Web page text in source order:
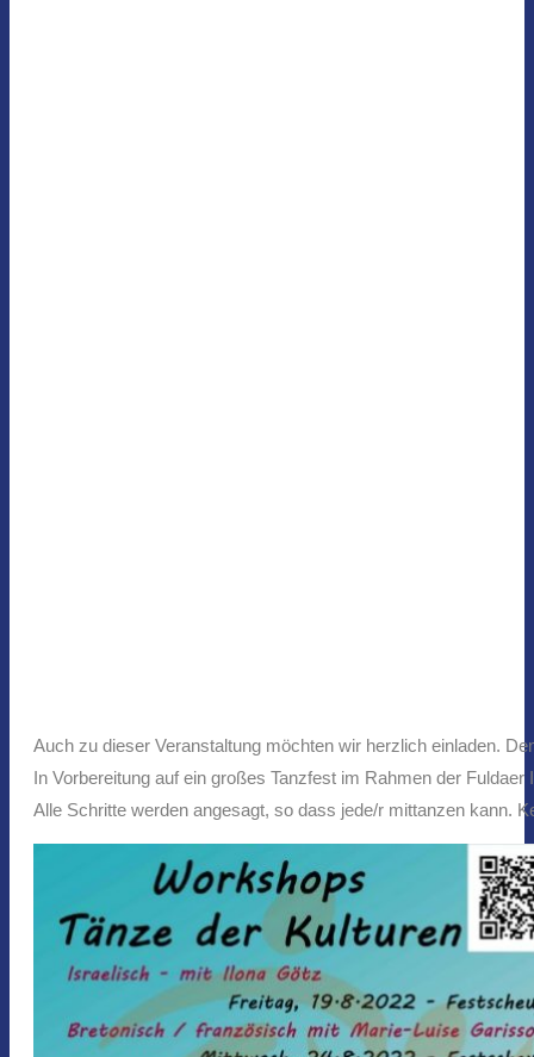
Auch zu dieser Veranstaltung möchten wir herzlich einladen.
In Vorbereitung auf ein großes Tanzfest im Rahmen der
Alle Schritte werden angesagt, so dass jede/r mittanzen kann.